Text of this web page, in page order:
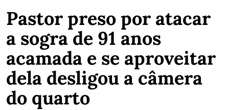
Pastor preso por atacar
a sogra de 91 anos
acamada e se aproveitar
dela desligou a câmera
do quarto